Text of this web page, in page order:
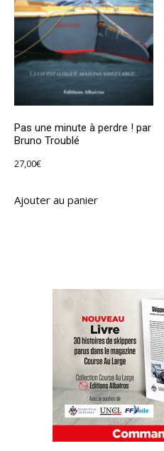
Pas une minute à perdre ! par
Bruno Troublé
27,00€
Ajouter au panier